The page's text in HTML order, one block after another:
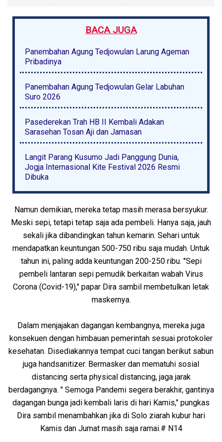
BACA JUGA
Panembahan Agung Tedjowulan Larung Ageman
Pribadinya
Panembahan Agung Tedjowulan Gelar Labuhan
Suro 2026
Pasederekan Trah HB II Kembali Adakan
Sarasehan Tosan Aji dan Jamasan
Langit Parang Kusumo Jadi Panggung Dunia,
Jogja Internasional Kite Festival 2026 Resmi
Dibuka
Namun demikian, mereka tetap masih merasa bersyukur.
Meski sepi, tetapi tetap saja ada pembeli. Hanya saja, jauh
sekali jika dibandingkan tahun kemarin. Sehari untuk
mendapatkan keuntungan 500-750 ribu saja mudah. Untuk
tahun ini, paling adda keuntungan 200-250 ribu. "Sepi
pembeli lantaran sepi pemudik berkaitan wabah Virus
Corona (Covid-19)," papar Dira sambil membetulkan letak
maskernya.
Dalam menjajakan dagangan kembangnya, mereka juga
konsekuen dengan himbauan pemerintah sesuai protokoler
kesehatan. Disediakannya tempat cuci tangan berikut sabun
juga handsanitizer. Bermasker dan mematuhi sosial
distancing serta physical distancing, jaga jarak
berdagangnya. " Semoga Pandemi segera berakhir, gantinya
dagangan bunga jadi kembali laris di hari Kamis," pungkas
Dira sambil menambahkan jika di Solo ziarah kubur hari
Kamis dan Jumat masih saja ramai.# N14